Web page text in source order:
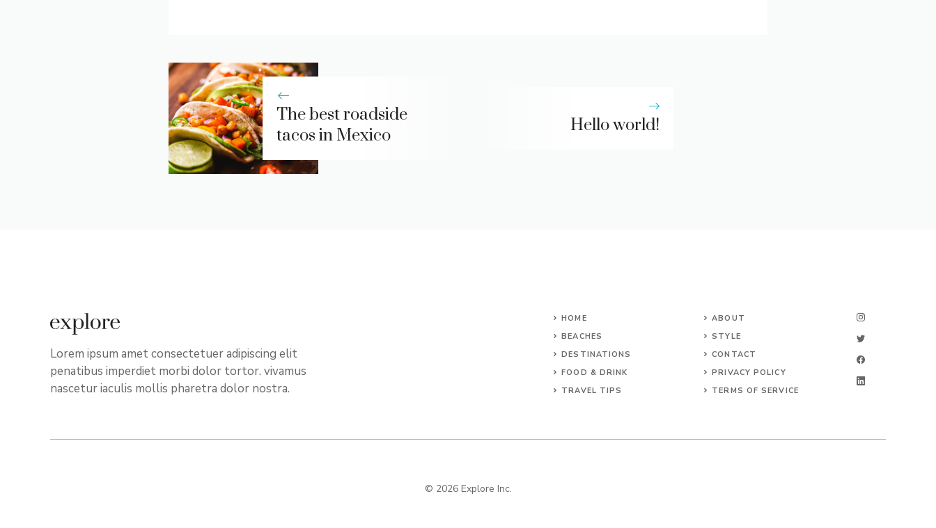
The best roadside
tacos in Mexico
Hello world!
Lorem ipsum amet consectetuer adipiscing elit
penatibus imperdiet morbi dolor tortor. vivamus
nascetur iaculis mollis pharetra dolor nostra.
HOME
BEACHES
DESTINATIONS
FOOD & DRINK
TRAVEL TIPS
ABOUT
STYLE
CONTACT
PRIVACY POLICY
TERMS OF SERVICE
© 2026 Explore Inc.